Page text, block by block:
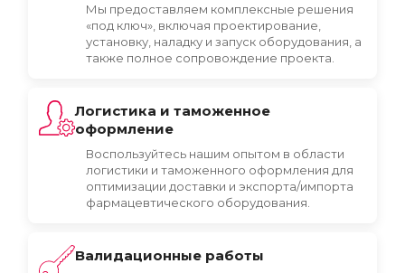
Мы предоставляем комплексные решения
«под ключ», включая проектирование,
установку, наладку и запуск оборудования, а
также полное сопровождение проекта.
Логистика и таможенное
оформление
Воспользуйтесь нашим опытом в области
логистики и таможенного оформления для
оптимизации доставки и экспорта/импорта
фармацевтического оборудования.
Валидационные работы